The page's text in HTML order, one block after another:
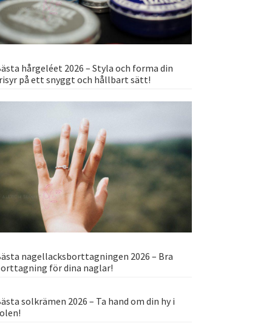
hårgeléet 2026 – Styla och forma din
på ett snyggt och hållbart sätt!
nagellacksborttagningen 2026 – Bra
för dina naglar!
solkrämen 2026 – Ta hand om din hy i